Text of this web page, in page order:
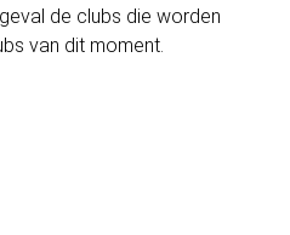
de clubs die worden
van dit moment.